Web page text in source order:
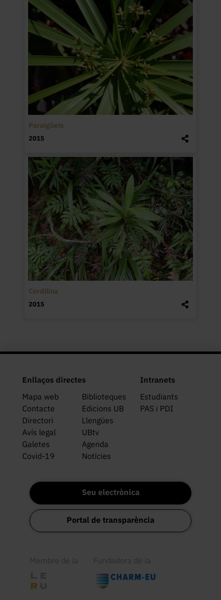
Paraigüets
2015
Cordilina
2015
Enllaços directes
Mapa web
Biblioteques
Contacte
Edicions UB
Directori
Llengües
Avís legal
UBtv
Galetes
Agenda
Covid-19
Notícies
Intranets
Estudiants
PAS i PDI
Seu electrònica
Portal de transparència
Membre de la Fundadora de la